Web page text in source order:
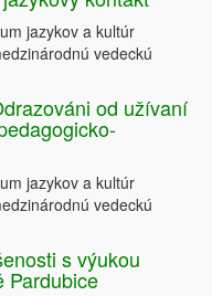
jazykov a kultúr
vedeckú
od užívaní
jazykov a kultúr
vedeckú
s výukou
Pardubice